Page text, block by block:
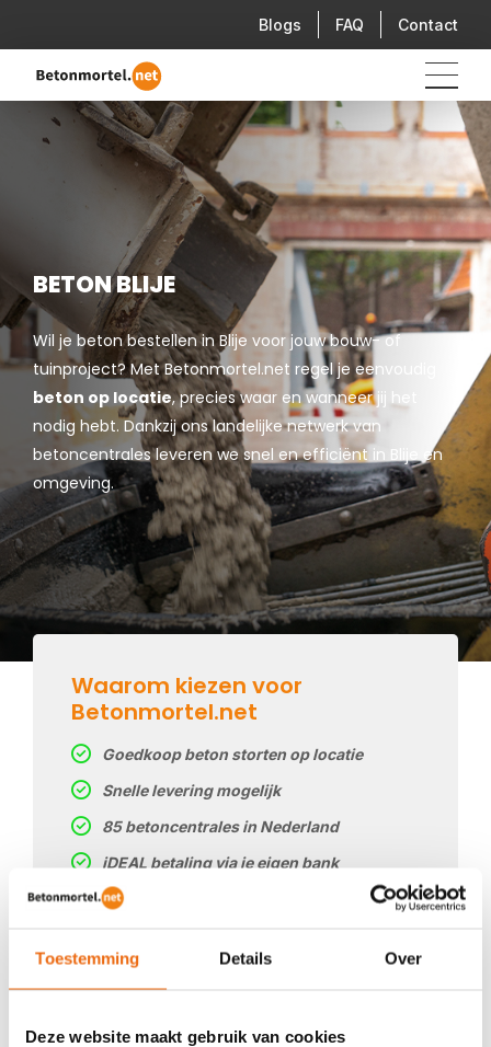
Toestemming Details Over
Deze website maakt gebruik van cookies
Blogs FAQ Contact
BETON BLIJE
Wil je beton bestellen in Blije voor jouw bouw- of
tuinproject? Met Betonmortel.net regel je eenvoudig
beton op locatie, precies waar en wanneer jij het
nodig hebt. Dankzij ons landelijke netwerk van
betoncentrales leveren we snel en efficiënt in Blije en
omgeving.
Waarom kiezen voor
Betonmortel.net
Goedkoop beton storten op locatie
Snelle levering mogelijk
85 betoncentrales in Nederland
iDEAL betaling via je eigen bank
Prijs op basis van uw postcode
Veilig betalen met: